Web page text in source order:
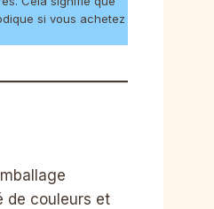
si vous achetez
de couleurs et